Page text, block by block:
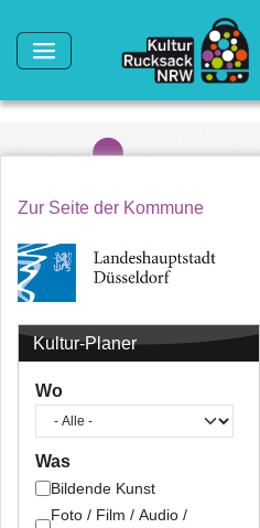
Zur Seite der Kommune
Kultur-Planer
Wo
Was
Bildende Kunst
Foto / Film / Audio /